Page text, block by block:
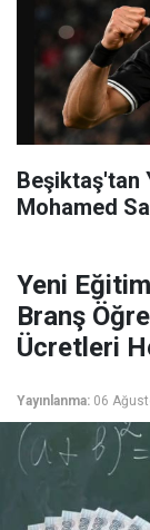
Beşiktaş'tan
Mohamed
Yeni
Branş
Ücretleri
Yayınlanma: 06